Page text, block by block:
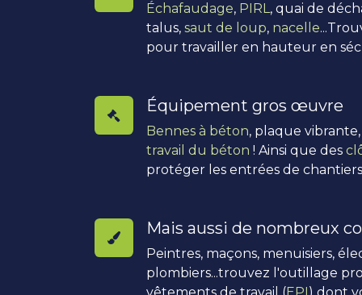
Échafaudage, PIRL, quai de
talus, saut de loup, nacelle
pour travailler en hauteur en
Équipement gros œuvre
Bennes à béton, plaque
travail du béton ! Ainsi que des
protéger les entrées de
Mais aussi de nombreux
Peintres, maçons, menuisiers,
plombiers...trouvez l'outillage